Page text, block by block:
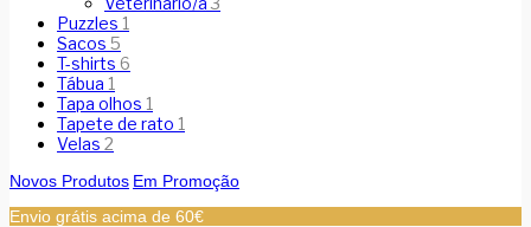
Puzzles 1
Sacos 5
T-shirts 6
Tábua 1
Tapa olhos 1
Tapete de rato 1
Velas 2
Novos Produtos Em Promoção
Envio grátis acima de 60€